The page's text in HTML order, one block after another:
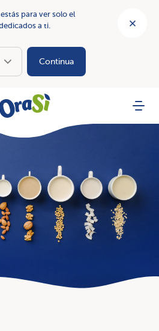
para ver solo el
a ti.
Continua
Menu